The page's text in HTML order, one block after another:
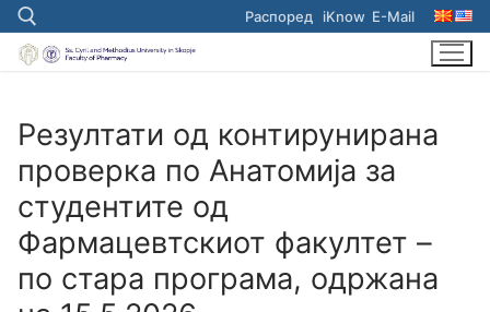
Skip
to
content
Распоред iKnow E-Mail
Резултати од контирунирана
проверка по Анатомија за
студентите од
Фармацевтскиот факултет –
по стара програма, одржана